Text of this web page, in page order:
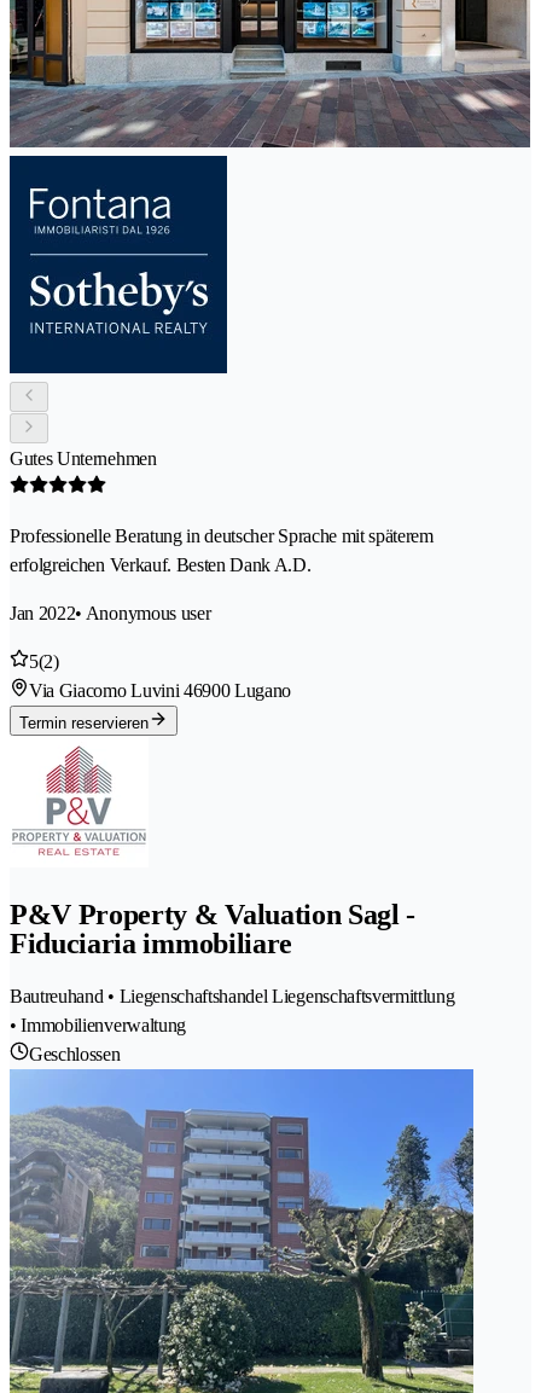
Gutes Unternehmen
Professionelle Beratung in deutscher Sprache mit späterem
erfolgreichen Verkauf. Besten Dank A.D.
Jan 2022• Anonymous user
5(2)
Via Giacomo Luvini 46900 Lugano
Termin reservieren
P&V Property & Valuation Sagl -
Fiduciaria immobiliare
Bautreuhand • Liegenschaftshandel Liegenschaftsvermittlung
• Immobilienverwaltung
Geschlossen